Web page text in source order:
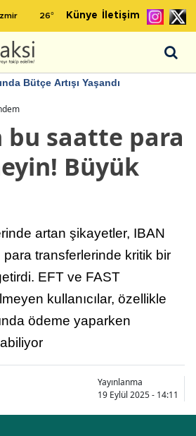
26° Künye İletişim
Bütçe Artışı Yaşandı
bu saatte para
Büyük
artan şikayetler, IBAN
para transferlerinde kritik bir
EFT ve FAST
kullanıcılar, özellikle
ödeme yaparken
Yayınlanma
19 Eylül 2025 - 14:11